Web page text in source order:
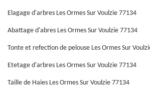
Elagage d'arbres Les Ormes Sur Voulzie 77134
Abattage d'abres Les Ormes Sur Voulzie 77134
Tonte et refection de pelouse Les Ormes Sur
Etetage d'arbres Les Ormes Sur Voulzie 77134
Taille de Haies Les Ormes Sur Voulzie 77134